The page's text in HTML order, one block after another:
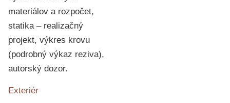
materiálov a rozpočet,
statika – realizačný
projekt, výkres krovu
(podrobný výkaz reziva),
autorský dozor.
Exteriér